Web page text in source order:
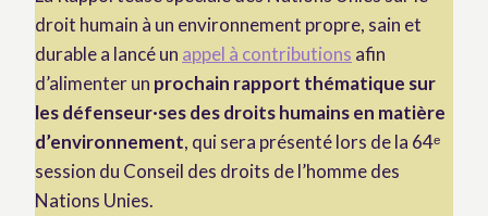
droit humain à un environnement propre, sain et
durable a lancé un appel à contributions afin
d’alimenter un prochain rapport thématique sur
les défenseur·ses des droits humains en matière
d’environnement, qui sera présenté lors de la 64ᵉ
session du Conseil des droits de l’homme des
Nations Unies.